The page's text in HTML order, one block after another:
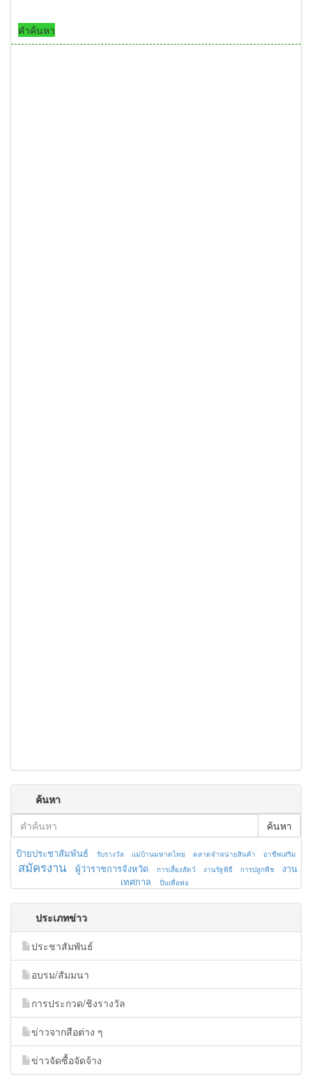
คำค้นหา
ค้นหา
ค้นหา
ป้ายประชาสัมพันธ์ รับรางวัล แม่บ้านมหาดไทย ตลาดจำหน่ายสินค้า อาชีพเสริม
สมัครงาน ผู้ว่าราชการจังหวัด การเลี้ยงสัตว์ งานรัฐพิธี การปลูกพืช
งาน
เทศกาล
ปั่นเพื่อพ่อ
ประเภทข่าว
ประชาสัมพันธ์
อบรม/สัมมนา
การประกวด/ชิงรางวัล
ข่าวจากสือต่าง ๆ
ข่าวจัดซื้อจัดจ้าง